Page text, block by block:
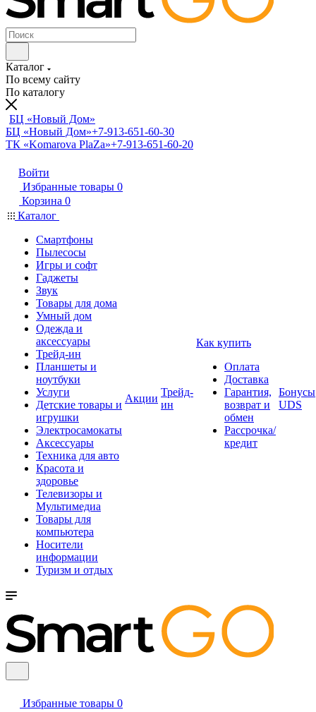
Каталог
По всему сайту
По каталогу
БЦ «Новый Дом»
БЦ «Новый Дом»+7-913-651-60-30
ТК «Komarova PlaZa»+7-913-651-60-20
Войти
Избранные товары 0
Корзина 0
Каталог
Смартфоны
Пылесосы
Игры и софт
Гаджеты
Звук
Товары для дома
Умный дом
Одежда и
аксессуары
Трейд-ин
Планшеты и
ноутбуки
Услуги
Детские товары и
игрушки
Электросамокаты
Аксессуары
Техника для авто
Красота и
здоровье
Телевизоры и
Мультимедиа
Товары для
компьютера
Носители
информации
Туризм и отдых
Акции
Трейд-
ин
Как купить
Оплата
Доставка
Гарантия,
возврат и
обмен
Рассрочка/
кредит
Бонусы
UDS
Избранные товары 0